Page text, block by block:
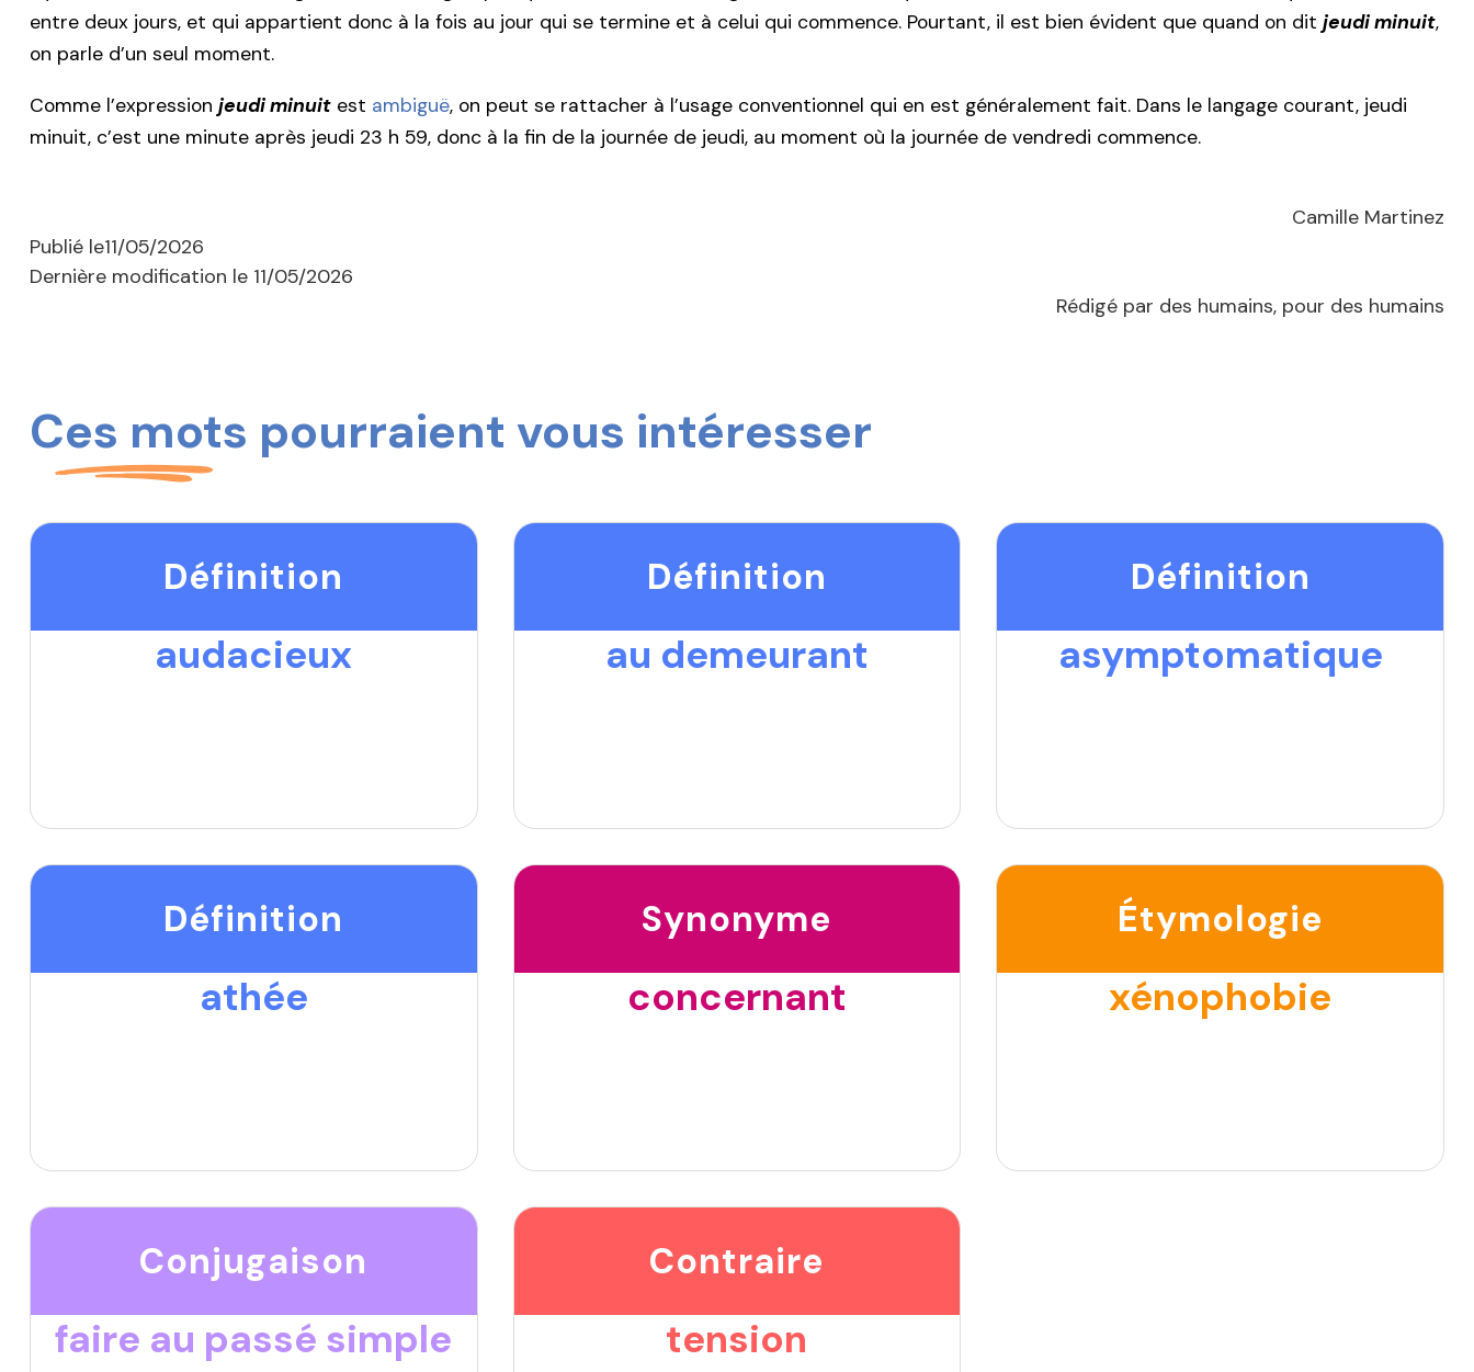
entre deux jours, et qui appartient donc à la fois au jour qui se termine et à celui qui commence. Pourtant, il est bien évident que quand on dit jeudi minuit,
on parle d’un seul moment.
Comme l’expression jeudi minuit est ambiguë, on peut se rattacher à l’usage conventionnel qui en est généralement fait. Dans le langage courant, jeudi
minuit, c’est une minute après jeudi 23 h 59, donc à la fin de la journée de jeudi, au moment où la journée de vendredi commence.
Camille Martinez
Publié le11/05/2026
Dernière modification le 11/05/2026
Rédigé par des humains, pour des humains
Ces mots pourraient vous intéresser
Définition
audacieux
Définition
au demeurant
Définition
asymptomatique
Définition
athée
Synonyme
concernant
Étymologie
xénophobie
Conjugaison
faire au passé simple
Contraire
tension